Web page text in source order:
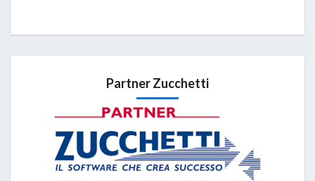
Partner Zucchetti